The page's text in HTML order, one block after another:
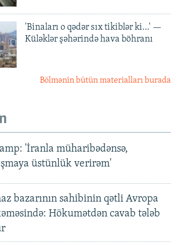
'Binaları o qədər sıx tikiblər ki...' —
Küləklər şəhərində hava böhranı
Bölmənin bütün materialları burada
'İranla müharibədənsə,
üstünlük verirəm'
bazarının sahibinin qətli Avropa
Hökumətdən cavab tələb